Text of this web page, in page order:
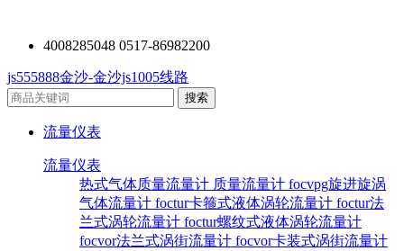
4008285048 0517-86982200
js555888金沙-金沙js1005线路
流量仪表
流量仪表
热式气体质量流量计 质量流量计 focvpg旋进旋涡
气体流量计 foctur卡箍式液体涡轮流量计 foctur法
兰式涡轮流量计 foctur螺纹式液体涡轮流量计
focvor法兰式涡街流量计 focvor卡装式涡街流量计